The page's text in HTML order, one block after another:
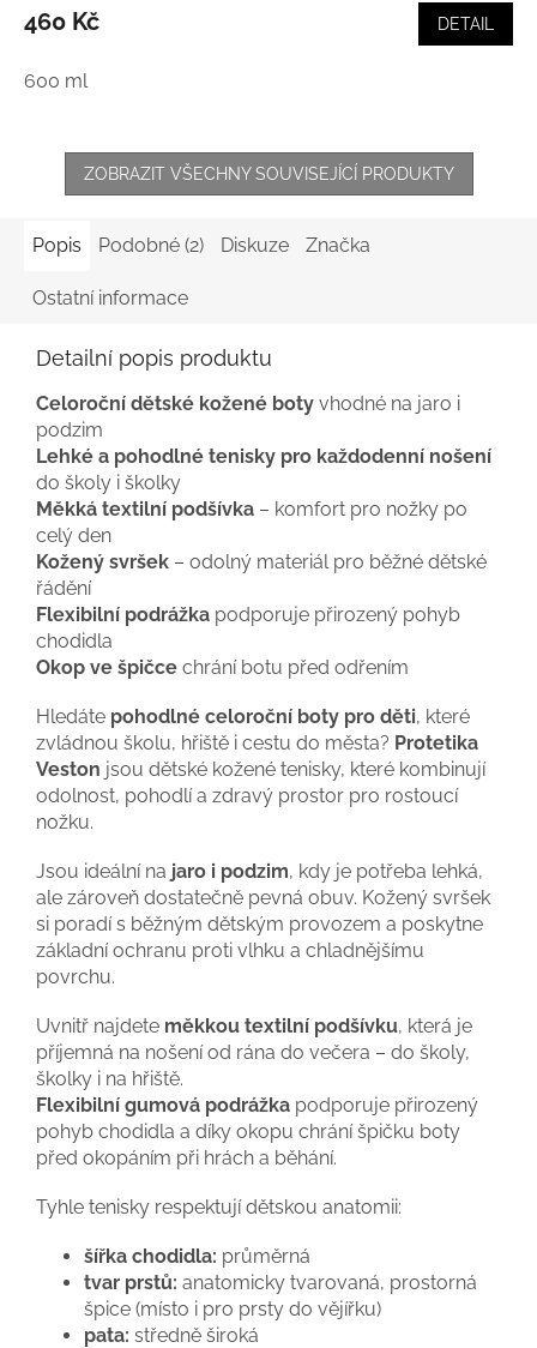
460 Kč DETAIL
600 ml
ZOBRAZIT VŠECHNY SOUVISEJÍCÍ PRODUKTY
Popis Podobné (2) Diskuze Značka
Ostatní informace
Detailní popis produktu
Celoroční dětské kožené boty vhodné na jaro i
podzim
Lehké a pohodlné tenisky pro každodenní nošení
do školy i školky
Měkká textilní podšívka – komfort pro nožky po
celý den
Kožený svršek – odolný materiál pro běžné dětské
řádění
Flexibilní podrážka podporuje přirozený pohyb
chodidla
Okop ve špičce chrání botu před odřením
Hledáte pohodlné celoroční boty pro děti, které
zvládnou školu, hřiště i cestu do města? Protetika
Veston jsou dětské kožené tenisky, které kombinují
odolnost, pohodlí a zdravý prostor pro rostoucí
nožku.
Jsou ideální na jaro i podzim, kdy je potřeba lehká,
ale zároveň dostatečně pevná obuv. Kožený svršek
si poradí s běžným dětským provozem a poskytne
základní ochranu proti vlhku a chladnějšímu
povrchu.
Uvnitř najdete měkkou textilní podšívku, která je
příjemná na nošení od rána do večera – do školy,
školky i na hřiště.
Flexibilní gumová podrážka podporuje přirozený
pohyb chodidla a díky okopu chrání špičku boty
před okopáním při hrách a běhání.
Tyhle tenisky respektují dětskou anatomii:
šířka chodidla: průměrná
tvar prstů: anatomicky tvarovaná, prostorná
špice (místo i pro prsty do vějířku)
pata: středně široká